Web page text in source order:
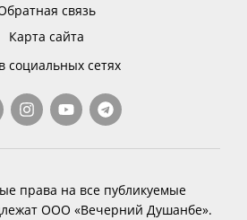
связь
Карта сайта
социальных сетях
права на все публикуемые
ООО «Вечерний Душанбе».